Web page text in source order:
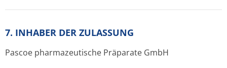
7. INHABER DER ZULASSUNG
Pascoe pharmazeutische Präparate GmbH